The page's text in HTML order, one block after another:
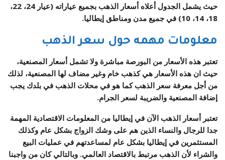
حيث يشمل الجدول أعلاه أسعار الذهب بجميع عياراته (عيار 24، 22،
18، 14، 10) في جميع مدن ومناطق إيطاليا.
معلومات مهمه حول سعر الذهب
تعتبر هذه الأسعار من البورصة مباشرة ولا تشمل أسعار المصنعية،
حيث ان هذه الأسعار هي كذهب خام وغير مضاف لها المصنعية، لذلك
من أجل معرفة سعر الذهب كما هو في محلات الذهب في بلدك يجب
إضافة المصنعية والضريبة لسعر الجرام.
تعتبر أسعار الذهب الآن في إيطاليا من المعلومات الاقتصادية المهمة
جدا للرجال والنساء الذين هم على وشك الزواج بشكل عام وكذلك
المستثمرين في إيطاليا بشكل عام لمساعدتهم في عمليات البيع
والشراء لأن الذهب مرتبط بالاقتصاد العالمي. وبالتالي كان من واجبنا